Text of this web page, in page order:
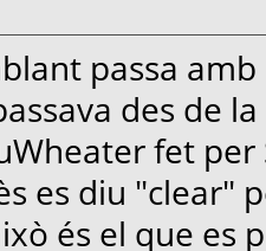
passa
des de
fet
es diu "clear"
és el que es